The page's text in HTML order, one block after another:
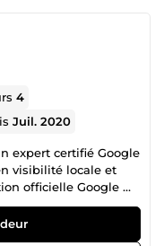
4
Juil. 2020
expert certifié Google
visibilité locale et
officielle Google My
dans
Mon objectif
en ligne pour attirer